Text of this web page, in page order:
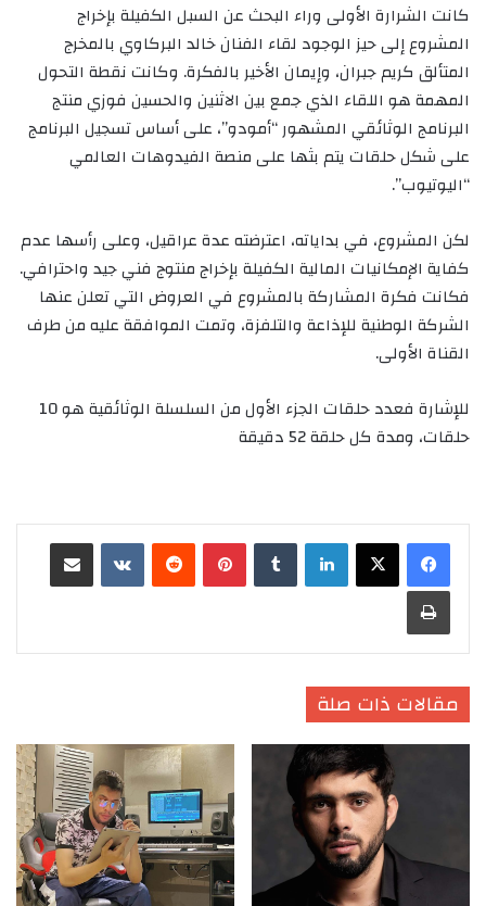
كانت الشرارة الأولى وراء البحث عن السبل الكفيلة بإخراج
المشروع إلى حيز الوجود لقاء الفنان خالد البركاوي بالمخرج
المتألق كريم جبران، وإيمان الأخير بالفكرة. وكانت نقطة التحول
المهمة هو اللقاء الذي جمع بين الاثنين والحسين فوزي منتج
البرنامج الوثائقي المشهور “أمودو”، على أساس تسجيل البرنامج
على شكل حلقات يتم بثها على منصة الفيدوهات العالمي
“اليوتيوب”.
لكن المشروع، في بداياته، اعترضته عدة عراقيل، وعلى رأسها عدم
كفاية الإمكانيات المالية الكفيلة بإخراج منتوج فني جيد واحترافي.
فكانت فكرة المشاركة بالمشروع في العروض التي تعلن عنها
الشركة الوطنية للإذاعة والتلفزة، وتمت الموافقة عليه من طرف
القناة الأولى.
للإشارة فعدد حلقات الجزء الأول من السلسلة الوثائقية هو 10
حلقات، ومدة كل حلقة 52 دقيقة
لينكدإن بينتيريست
طباعة
مقالات ذات صلة